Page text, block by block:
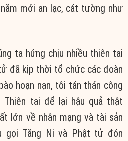
mới an lạc, cát tường như
ta hứng chịu nhiều thiên tai
đã kịp thời tổ chức các đoàn
hoạn nạn, tôi tán thán công
tai để lại hậu quả thật
lớn về nhân mạng và tài sản
gọi Tăng Ni và Phật tử đón